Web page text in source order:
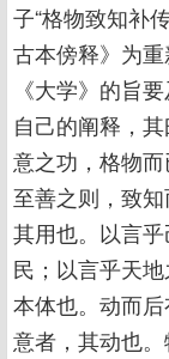
子“格物致知补
古本傍释》为
《大学》的旨
自己的阐释，
意之功，格物
至善之则，致
其用也。以言
民；以言乎天
本体也。动而后
意者，其动也